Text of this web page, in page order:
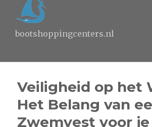
bootshoppingcenters.nl
Veiligheid op het
Het Belang van
Zwemvest voor je